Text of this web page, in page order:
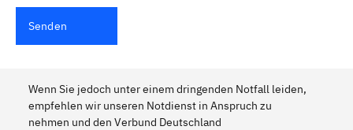
Senden
Wenn Sie jedoch unter einem dringenden Notfall leiden,
empfehlen wir unseren Notdienst in Anspruch zu
nehmen und den Verbund Deutschland